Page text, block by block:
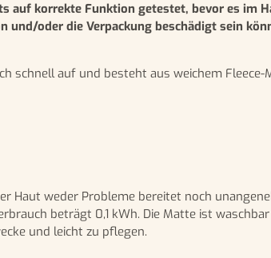
auf korrekte Funktion getestet, bevor es im
oder die Verpackung beschädigt sein
schnell auf und besteht aus weichem
weder Probleme bereitet noch
beträgt 0,1 kWh. Die Matte ist waschbar
und leicht zu pflegen.